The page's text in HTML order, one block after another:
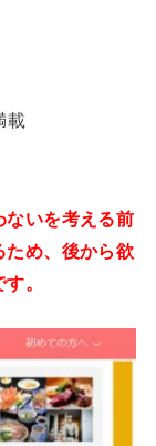
載
ないを考える前
ため、後から欲
。